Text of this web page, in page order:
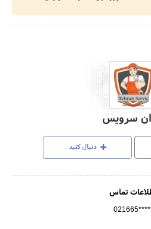
سرویس
دنبال کنید
تماس